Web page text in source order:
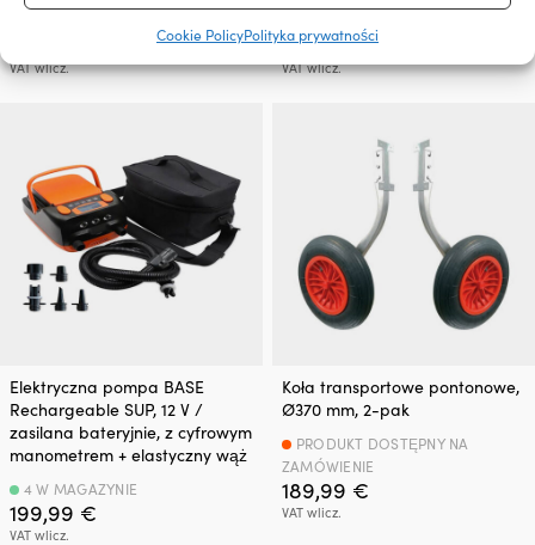
Cookie PolicyPolityka prywatności
VAT wlicz.
7,26€
VAT wlicz.
Elektryczna pompa BASE
Rechargeable SUP, 12 V /
zasilana bateryjnie, z cyfrowym
manometrem + elastyczny wąż
199,99 €
VAT wlicz.
4 W MAGAZYNIE
Koła transportowe pontonowe,
Ø370 mm, 2-pak
189,99 €
VAT wlicz.
PRODUKT DOSTĘPNY NA
ZAMÓWIENIE